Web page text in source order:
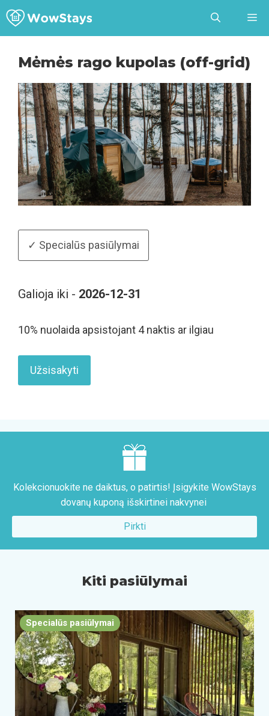
Pereiti
prie
turinio
Mėmės rago kupolas (off-grid)
✓ Specialūs pasiūlymai
Galioja iki - 2026-12-31
10% nuolaida apsistojant 4 naktis ar ilgiau
Užsisakyti
Kolekcionuokite ne daiktus, o patirtis! Įsigykite WowStays
dovanų kuponą išskirtinei nakvynei
Pirkti
Kiti pasiūlymai
Specialūs pasiūlymai